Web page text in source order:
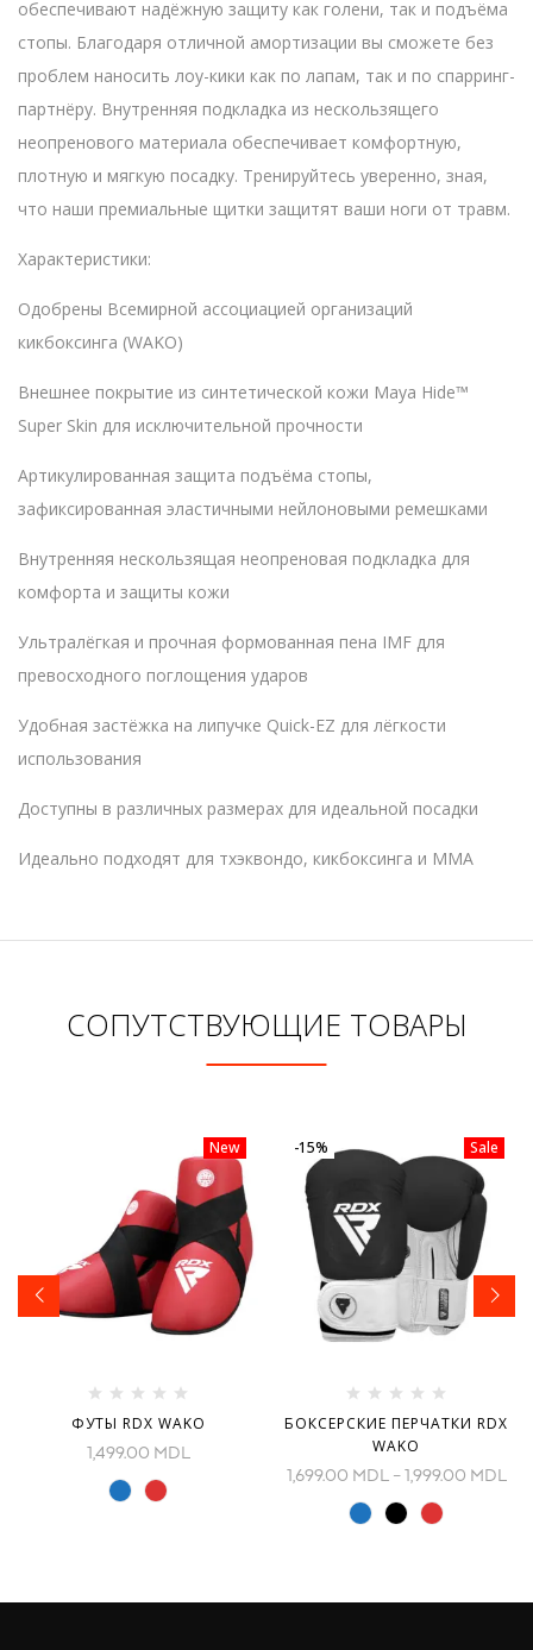
обеспечивают надёжную защиту как голени, так и подъёма
стопы. Благодаря отличной амортизации вы сможете без
проблем наносить лоу-кики как по лапам, так и по спарринг-
партнёру. Внутренняя подкладка из нескользящего
неопренового материала обеспечивает комфортную,
плотную и мягкую посадку. Тренируйтесь уверенно, зная,
что наши премиальные щитки защитят ваши ноги от травм.
Характеристики:
Одобрены Всемирной ассоциацией организаций
кикбоксинга (WAKO)
Внешнее покрытие из синтетической кожи Maya Hide™
Super Skin для исключительной прочности
Артикулированная защита подъёма стопы,
зафиксированная эластичными нейлоновыми ремешками
Внутренняя нескользящая неопреновая подкладка для
комфорта и защиты кожи
Ультралёгкая и прочная формованная пена IMF для
превосходного поглощения ударов
Удобная застёжка на липучке Quick-EZ для лёгкости
использования
Доступны в различных размерах для идеальной посадки
Идеально подходят для тхэквондо, кикбоксинга и ММА
СОПУТСТВУЮЩИЕ ТОВАРЫ
New
ФУТЫ RDX WAKO
1,499.00 MDL
Sale
-15%
БОКСЕРСКИЕ ПЕРЧАТКИ RDX
WAKO
1,699.00 MDL – 1,999.00 MDL